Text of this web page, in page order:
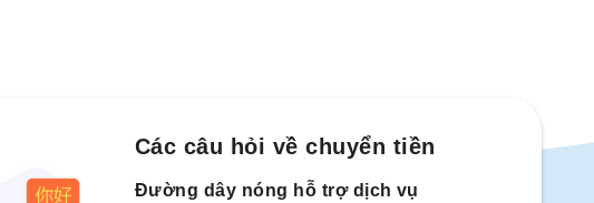
Các câu hỏi về chuyển tiền
Đường dây nóng hỗ trợ dịch vụ